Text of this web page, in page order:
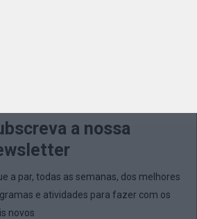
a nossa
a par, todas as semanas, dos melhores
e atividades para fazer com os
novos